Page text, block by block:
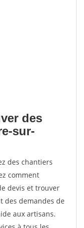
des
sur-
des chantiers
comment
devis et trouver
des demandes de
aux artisans.